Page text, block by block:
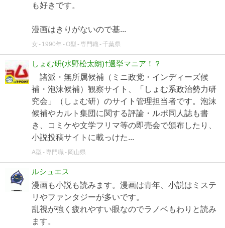
も好きです。
漫画はきりがないので基...
女 1990年 O型 専門職 千葉県
しょむ研(水野松太朗)†選挙マニア！？
諸派・無所属候補（ミニ政党・インディーズ候
補・泡沫候補）観察サイト、「しょむ系政治勢力研
究会」（しょむ研）のサイト管理担当者です。泡沫
候補やカルト集団に関する評論・ルポ同人誌も書
き、コミケや文学フリマ等の即売会で頒布したり、
小説投稿サイトに載っけた...
A型 専門職 岡山県
ルシュエス
漫画も小説も読みます。漫画は青年、小説はミステ
リやファンタジーが多いです。
乱視が強く疲れやすい眼なのでラノベもわりと読み
ます。